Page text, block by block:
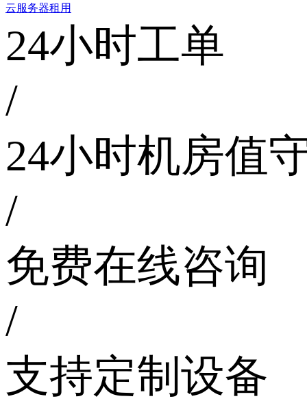
云服务器租用
24小时工单
/
24小时机房值
/
免费在线咨询
/
支持定制设备